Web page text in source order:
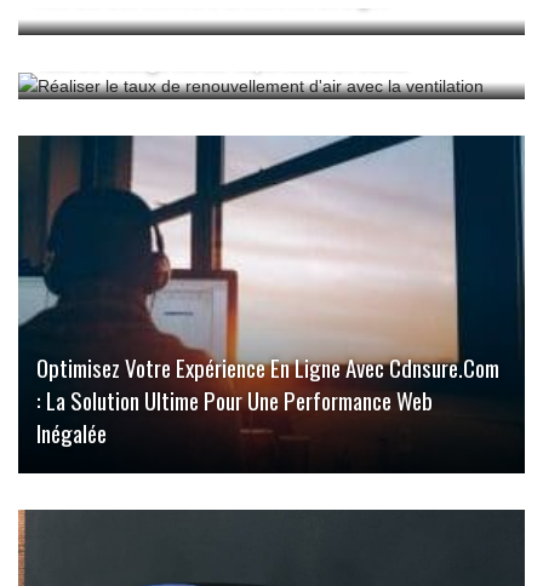
Optimisez Votre Expérience En Ligne Avec Cdnsure.com
: La Solution Ultime Pour Une Performance Web
Inégalée